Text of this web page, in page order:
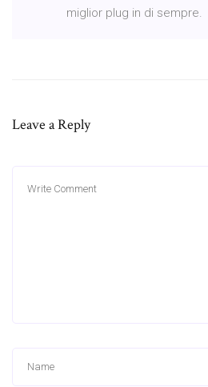
miglior plug in di sempre.
Leave a Reply